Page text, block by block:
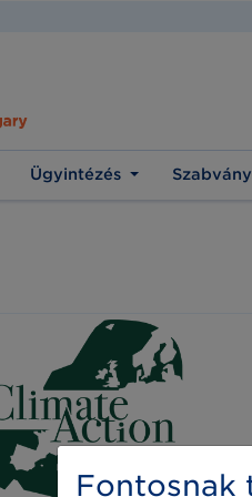
Ügyintézés
Fontosnak